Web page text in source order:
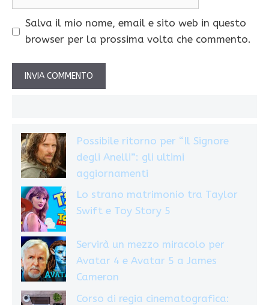
Salva il mio nome, email e sito web in questo
browser per la prossima volta che commento.
Possibile ritorno per “Il Signore
degli Anelli”: gli ultimi
aggiornamenti
Lo strano matrimonio tra Taylor
Swift e Toy Story 5
Servirà un mezzo miracolo per
Avatar 4 e Avatar 5 a James
Cameron
Corso di regia cinematografica: